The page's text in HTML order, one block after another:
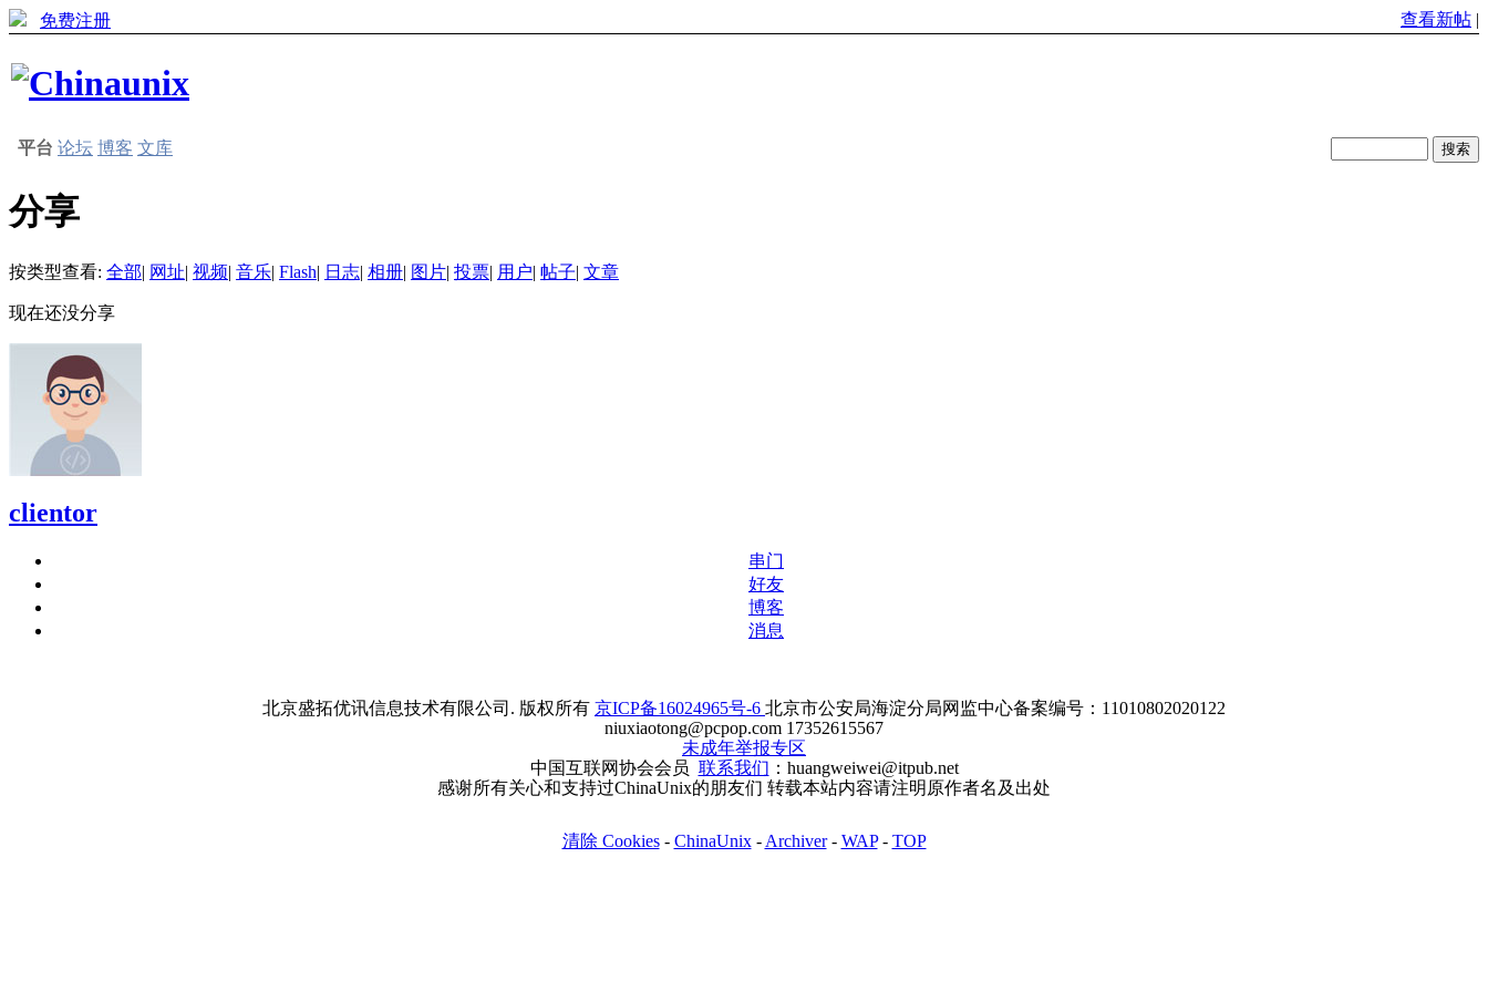
免费注册 查看新帖 |
平台 论坛 博客 文库
分享
按类型查看: 全部| 网址| 视频| 音乐| Flash| 日志| 相册| 图片| 投票| 用户| 帖子| 文章
现在还没分享
clientor
串门
好友
博客
消息
北京盛拓优讯信息技术有限公司. 版权所有 京ICP备16024965号-6 北京市公安局海淀分局网监中心备案编号：11010802020122
niuxiaotong@pcpop.com 17352615567
未成年举报专区
中国互联网协会会员 联系我们 ：huangweiwei@itpub.net
感谢所有关心和支持过ChinaUnix的朋友们 转载本站内容请注明原作者名及出处
清除 Cookies- ChinaUnix- Archiver- WAP- TOP